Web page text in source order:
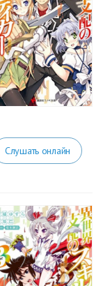
Слушать онлайн